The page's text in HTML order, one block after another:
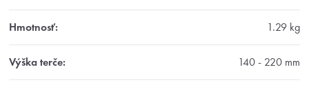
Hmotnosť: 1.29 kg
Výška terče: 140 - 220 mm